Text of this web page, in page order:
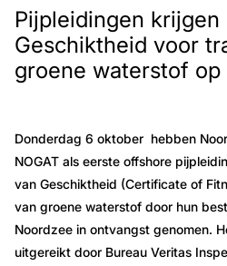
Pijpleidingen
Geschiktheid voor
groene waterstof op
Donderdag 6 oktober hebben
NOGAT als eerste offshore
van Geschiktheid (Certificate of
van groene waterstof door hun
Noordzee in ontvangst genomen.
uitgereikt door Bureau Veritas